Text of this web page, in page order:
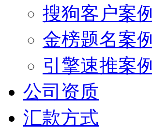
搜狗客户案例
金榜题名案例
引擎速推案例
公司资质
汇款方式